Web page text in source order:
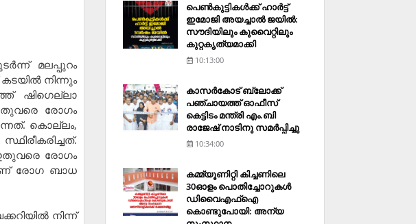
മലപ്പുറം
നിന്നും
ഷിഗെല്ലാ
രോഗം
കൊല്ലം,
രോഗം
രോഗ ബാധ
നിന്ന്
പെണ്‍കുട്ടികള്‍ക്ക് ഹാര്‍ട്ട്
ഇമോജി അയച്ചാല്‍ ജയില്‍:
സൗദിയിലും കുവൈറ്റിലും
കുറ്റകൃത്യമാക്കി
10:13:00
കാസര്‍കോട് ബ്ലോക്ക്
പഞ്ചായത്ത് ഓഫീസ്
കെട്ടിടം മന്ത്രി എം.ബി
രാജേഷ് നാടിനു സമര്‍പ്പിച്ചു
10:34:00
കമ്മ്യൂണിറ്റി കിച്ചണിലെ
30ഓളം പൊതിച്ചോറുകള്‍
ഡിവൈഎഫ്‌ഐ
കൊണ്ടുപോയി: അന്യ